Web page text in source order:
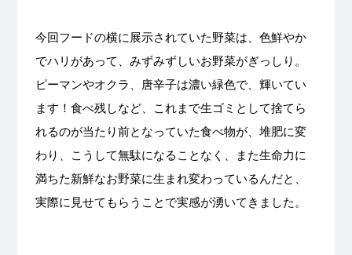
今回フードの横に展示されていた野菜は、色鮮やか
でハリがあって、みずみずしいお野菜がぎっしり。
ピーマンやオクラ、唐辛子は濃い緑色で、輝いてい
ます！食べ残しなど、これまで生ゴミとして捨てら
れるのが当たり前となっていた食べ物が、堆肥に変
わり、こうして無駄になることなく、また生命力に
満ちた新鮮なお野菜に生まれ変わっているんだと、
実際に見せてもらうことで実感が湧いてきました。